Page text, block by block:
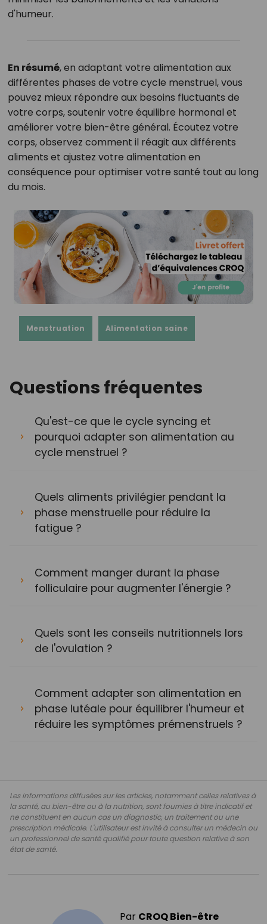
d'humeur.
En résumé, en adaptant votre alimentation aux
différentes phases de votre cycle menstruel, vous
pouvez mieux répondre aux besoins fluctuants de
votre corps, soutenir votre équilibre hormonal et
améliorer votre bien-être général. Écoutez votre
corps, observez comment il réagit aux différents
aliments et ajustez votre alimentation en
conséquence pour optimiser votre santé tout au long
du mois.
Menstruation Alimentation saine
Questions fréquentes
Qu'est-ce que le cycle syncing et
pourquoi adapter son alimentation au
cycle menstruel ?
Quels aliments privilégier pendant la
phase menstruelle pour réduire la
fatigue ?
Comment manger durant la phase
folliculaire pour augmenter l'énergie ?
Quels sont les conseils nutritionnels lors
de l'ovulation ?
Comment adapter son alimentation en
phase lutéale pour équilibrer l'humeur et
réduire les symptômes prémenstruels ?
Les informations diffusées sur les articles, notamment celles relatives à
la santé, au bien-être ou à la nutrition, sont fournies à titre indicatif et
ne constituent en aucun cas un diagnostic, un traitement ou une
prescription médicale. L'utilisateur est invité à consulter un médecin ou
un professionnel de santé qualifié pour toute question relative à son
état de santé.
Par CROQ Bien-être